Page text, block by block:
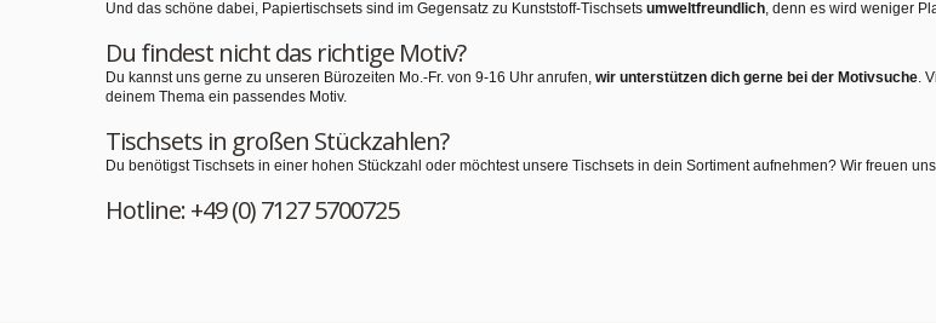
Und das schöne dabei, Papiertischsets sind im Gegensatz zu Kunststoff-Tischsets umweltfreundlich, denn es wird weniger
Du findest nicht das richtige Motiv?
Du kannst uns gerne zu unseren Bürozeiten Mo.-Fr. von 9-16 Uhr anrufen, wir unterstützen dich gerne bei der Motivsuche.
deinem Thema ein passendes Motiv.
Tischsets in großen Stückzahlen?
Du benötigst Tischsets in einer hohen Stückzahl oder möchtest unsere Tischsets in dein Sortiment aufnehmen? Wir freuen
Hotline: +49 (0) 7127 5700725